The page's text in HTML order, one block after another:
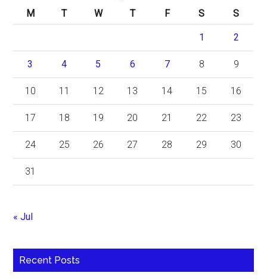
M
T W T F S S
1 2
3 4 5 6 7 8 9
10 11 12 13 14 15 16
17 18 19 20 21 22 23
24 25 26 27 28 29 30
31
« Jul
Recent Posts